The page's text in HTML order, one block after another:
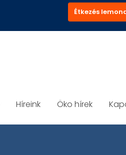
Étkezés
Híreink Öko hírek